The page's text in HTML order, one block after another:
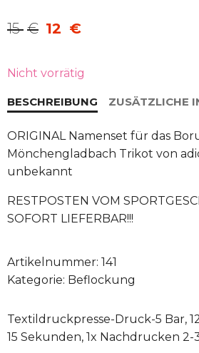
15 €
Ursprünglicher
15 €
12 €
Aktueller
12 €.
Nicht vorrätig
BESCHREIBUNG ZUSÄTZLICHE
ORIGINAL Namenset für das
Mönchengladbach Trikot von
unbekannt
RESTPOSTEN VOM
SOFORT LIEFERBAR!!!
Artikelnummer: 141
Kategorie: Beflockung
Textildruckpresse-Druck-5 Bar,
15 Sekunden, 1x Nachdrucken